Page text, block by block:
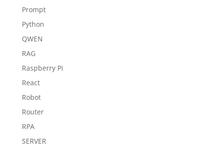
Prompt
Python
QWEN
RAG
Raspberry Pi
React
Robot
Router
RPA
SERVER